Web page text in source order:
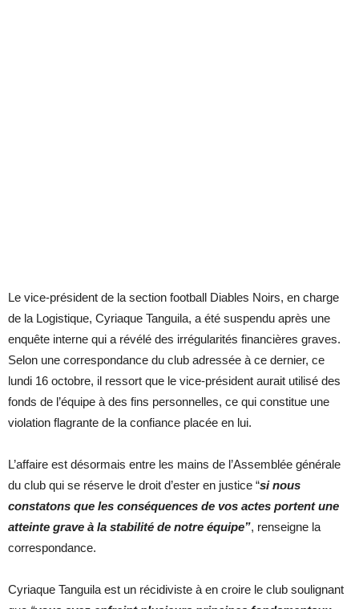
Le vice-président de la section football Diables Noirs, en charge
de la Logistique, Cyriaque Tanguila, a été suspendu après une
enquête interne qui a révélé des irrégularités financières graves.
Selon une correspondance du club adressée à ce dernier, ce
lundi 16 octobre, il ressort que le vice-président aurait utilisé des
fonds de l’équipe à des fins personnelles, ce qui constitue une
violation flagrante de la confiance placée en lui.
L’affaire est désormais entre les mains de l’Assemblée générale
du club qui se réserve le droit d’ester en justice “si nous
constatons que les conséquences de vos actes portent une
atteinte grave à la stabilité de notre équipe”, renseigne la
correspondance.
Cyriaque Tanguila est un récidiviste à en croire le club soulignant